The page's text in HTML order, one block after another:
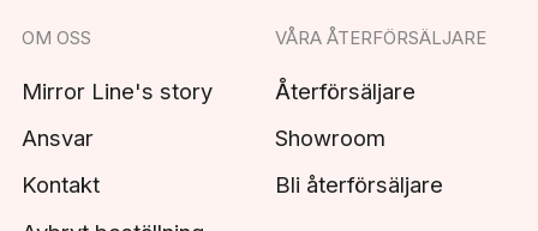
OM OSS
Mirror Line's story
Ansvar
Kontakt
VÅRA ÅTERFÖRSÄLJARE
Återförsäljare
Showroom
Bli återförsäljare